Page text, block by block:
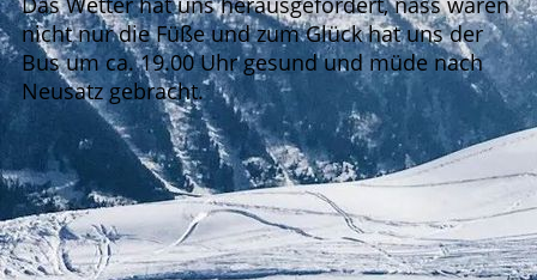
nicht nur die Füße und zum Glück hat uns der
Bus um ca. 19.00 Uhr gesund und müde nach
Neusatz gebracht.